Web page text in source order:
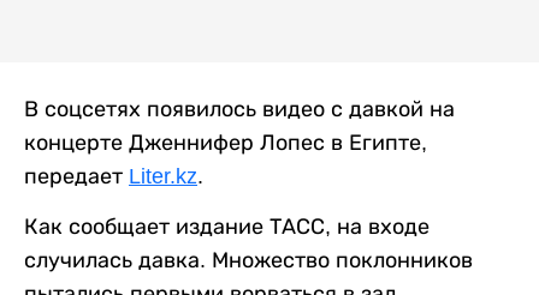
В соцсетях появилось видео с давкой на
концерте Дженнифер Лопес в Египте,
передает Liter.kz.
Как сообщает издание ТАСС, на входе
случилась давка. Множество поклонников